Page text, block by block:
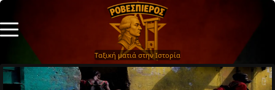
Ταξική ματιά στην Ιστορία